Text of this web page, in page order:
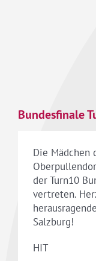
Bundesfinale
Die Mädchen
der Turn10
vertreten.
Salzburg!
HIT